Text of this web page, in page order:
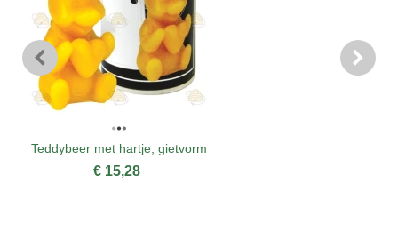
Teddybeer met hartje, gietvorm
€ 15,28